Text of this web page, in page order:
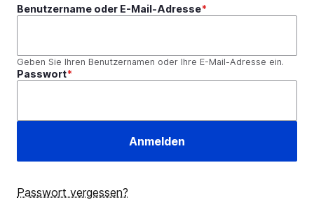
Benutzername oder E-Mail-Adresse
Geben Sie Ihren Benutzernamen oder Ihre E-Mail-Adresse ein.
Passwort
Passwort vergessen?